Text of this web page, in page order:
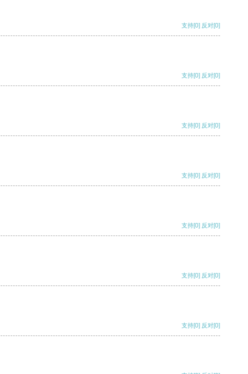
支持[0] 反对[0]
支持[0] 反对[0]
支持[0] 反对[0]
支持[0] 反对[0]
支持[0] 反对[0]
支持[0] 反对[0]
支持[0] 反对[0]